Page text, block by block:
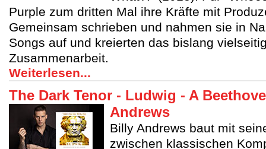
Purple zum dritten Mal ihre Kräfte mit
Gemeinsam schrieben und nahmen sie in
Songs auf und kreierten das bislang
Zusammenarbeit.
Weiterlesen...
The Dark Tenor - Ludwig - A
Andrews
Billy Andrews baut mit
zwischen klassischen